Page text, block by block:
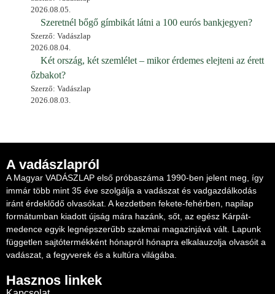
2026.08.05.
Szeretnél bőgő gímbikát látni a 100 eurós bankjegyen?
Szerző: Vadászlap
2026.08.04.
Két ország, két szemlélet – mikor érdemes elejteni az érett
őzbakot?
Szerző: Vadászlap
2026.08.03.
A vadászlapról
A Magyar VADÁSZLAP első próbaszáma 1990-ben jelent meg, így
immár több mint 35 éve szolgálja a vadászat és vadgazdálkodás
iránt érdeklődő olvasókat. A kezdetben fekete-fehérben, napilap
formátumban kiadott újság mára hazánk, sőt, az egész Kárpát-
medence egyik legnépszerűbb szakmai magazinjává vált. Lapunk
független sajtótermékként hónapról hónapra elkalauzolja olvasóit a
vadászat, a fegyverek és a kultúra világába.
Hasznos linkek